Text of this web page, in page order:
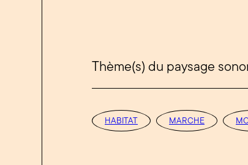
Thème(s) du paysage
HABITAT MARCHE